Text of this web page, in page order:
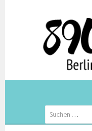
EINE BERLINERIN IN
Suchen
nach: